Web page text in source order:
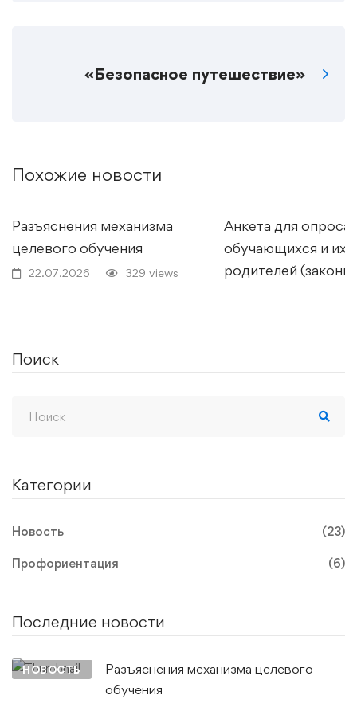
«Безопасное путешествие»
Похожие новости
Разъяснения механизма
целевого обучения
22.07.2026 329 views
Анкета для опроса
обучающихся и их
родителей
организациями в
Поиск
Категории
Новость (23)
Профориентация (6)
Последние новости
НОВОСТЬ
Разъяснения механизма целевого
обучения